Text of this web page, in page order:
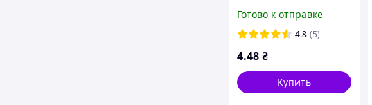
Готово к отправке
4.8 (5)
4.48₴
Купить